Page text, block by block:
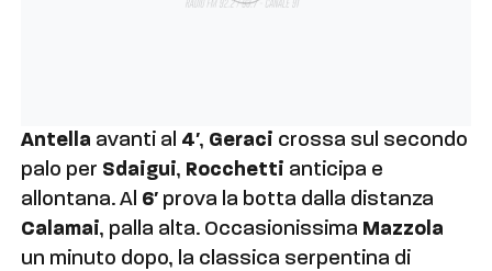
Antella avanti al 4′, Geraci crossa sul secondo
palo per Sdaigui, Rocchetti anticipa e
allontana. Al 6′ prova la botta dalla distanza
Calamai, palla alta. Occasionissima Mazzola
un minuto dopo, la classica serpentina di